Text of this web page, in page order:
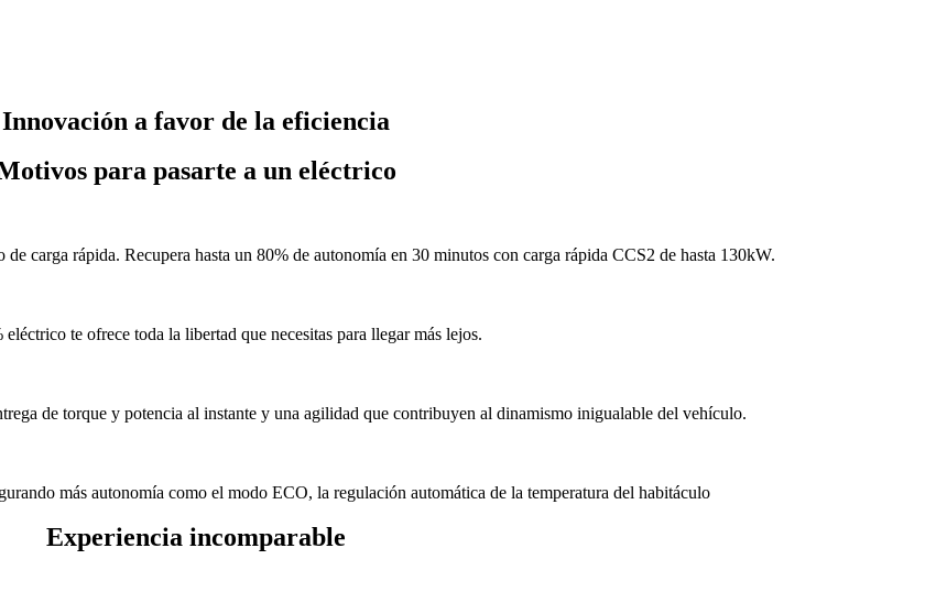
Innovación a favor de la eficiencia
para pasarte a un eléctrico
carga rápida. Recupera hasta un 80% de autonomía en 30 minutos con carga rápida CCS2 de hasta 130kW.
te ofrece toda la libertad que necesitas para llegar más lejos.
de torque y potencia al instante y una agilidad que contribuyen al dinamismo inigualable del vehículo.
más autonomía como el modo ECO, la regulación automática de la temperatura del habitáculo
Experiencia incomparable